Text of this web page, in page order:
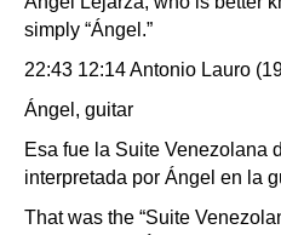
simply “Ángel.”
22:43 12:14 Antonio Lauro
Ángel, guitar
Esa fue la Suite Venezolana
interpretada por Ángel en la
That was the “Suite